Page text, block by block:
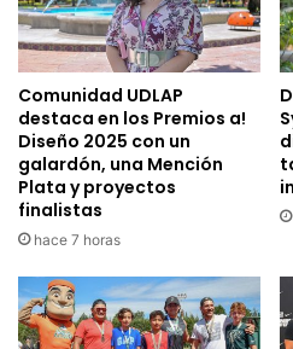
Comunidad UDLAP
destaca en los Premios a!
Diseño 2025 con un
galardón, una Mención
Plata y proyectos
finalistas
hace 7 horas